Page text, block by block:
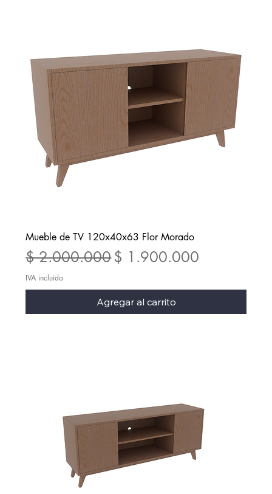
Mueble de TV 120x40x63 Flor Morado
Precio
$ 2.000.000Precio de oferta
$ 1.900.000
IVA incluido
Agregar al carrito